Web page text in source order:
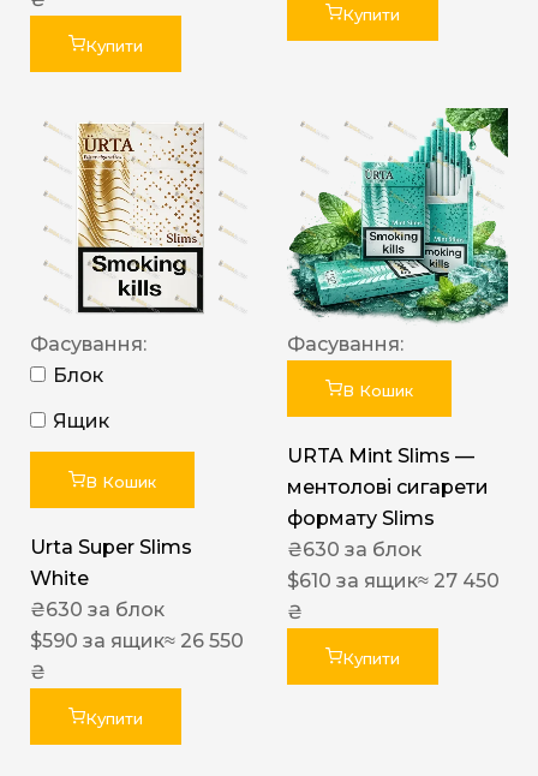
Купити
Купити
Фасування:
Блок
Ящик
В Кошик
Urta Super Slims
White
₴630 за блок
$590 за ящик≈ 26 550
₴
Купити
Фасування:
В Кошик
URTA Mint Slims —
ментолові сигарети
формату Slims
₴630 за блок
$610 за ящик≈ 27 450
₴
Купити